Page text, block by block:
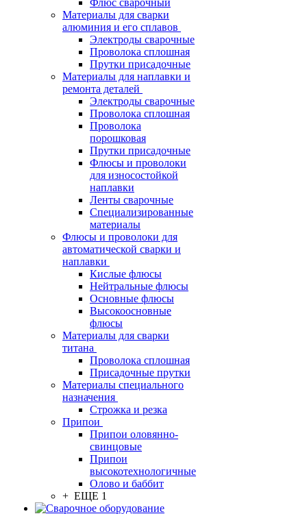
Флюс сварочный
Материалы для сварки
алюминия и его сплавов
Электроды сварочные
Проволока сплошная
Прутки присадочные
Материалы для наплавки и
ремонта деталей
Электроды сварочные
Проволока сплошная
Проволока
порошковая
Прутки присадочные
Флюсы и проволоки
для износостойкой
наплавки
Ленты сварочные
Специализированные
материалы
Флюсы и проволоки для
автоматической сварки и
наплавки
Кислые флюсы
Нейтральные флюсы
Основные флюсы
Высокоосновные
флюсы
Материалы для сварки
титана
Проволока сплошная
Присадочные прутки
Материалы специального
назначения
Строжка и резка
Припои
Припои оловянно-
свинцовые
Припои
высокотехнологичные
Олово и баббит
+ ЕЩЕ 1